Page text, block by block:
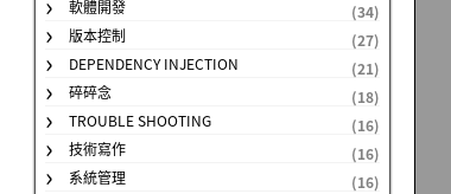
軟體開發
(34)
版本控制
(27)
DEPENDENCY INJECTION
(21)
碎碎念
(18)
TROUBLE SHOOTING
(16)
技術寫作
(16)
系統管理
(16)